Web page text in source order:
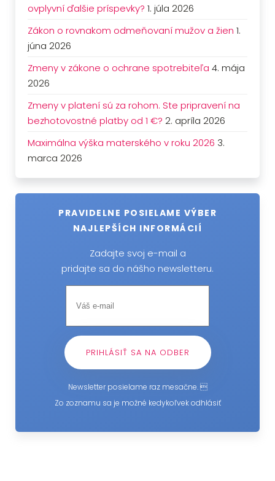
ovplyvní ďalšie príspevky? 1. júla 2026
Zákon o rovnakom odmeňovaní mužov a žien 1.
júna 2026
Zmeny v zákone o ochrane spotrebiteľa 4. mája
2026
Zmeny v platení sú za rohom. Ste pripravení na
bezhotovostné platby od 1 €? 2. apríla 2026
Maximálna výška materského v roku 2026 3.
marca 2026
PRAVIDELNE POSIELAME VÝBER
NAJLEPŠÍCH INFORMÁCIÍ
Zadajte svoj e-mail a
pridajte sa do nášho newsletteru.
Newsletter posielame raz mesačne. 
Zo zoznamu sa je možné kedykoľvek odhlásiť